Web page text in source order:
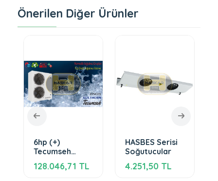
Önerilen Diğer Ürünler
6hp (+)
Tecumseh
Yüksek Basınç
128.046,71 TL
HASBES Serisi
Soğutucular
4.251,50 TL